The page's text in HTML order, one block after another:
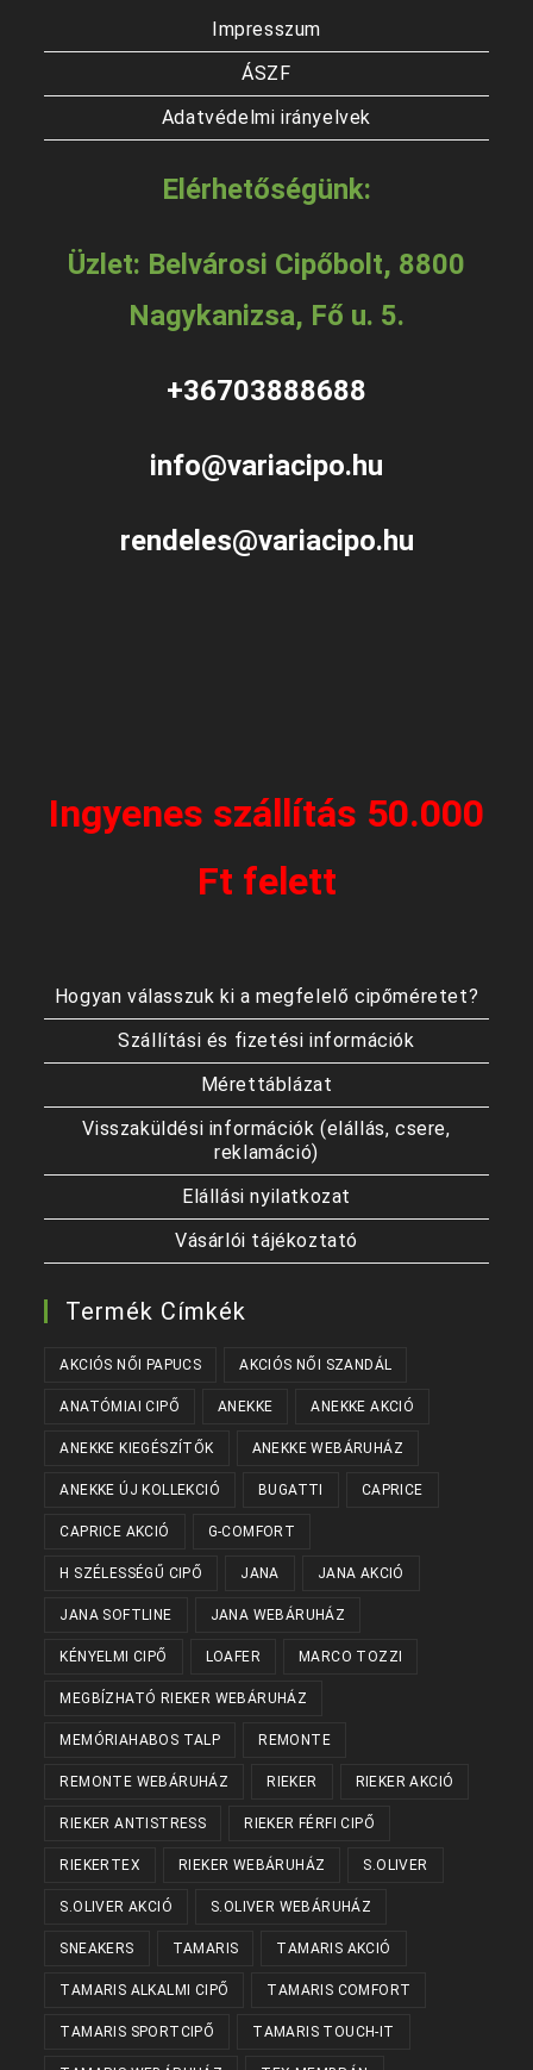
Impresszum
ÁSZF
Adatvédelmi irányelvek
Elérhetőségünk:
Üzlet: Belvárosi Cipőbolt, 8800
Nagykanizsa, Fő u. 5.
+36703888688
info@variacipo.hu
rendeles@variacipo.hu
Ingyenes szállítás 50.000
Ft felett
Hogyan válasszuk ki a megfelelő cipőméretet?
Szállítási és fizetési információk
Mérettáblázat
Visszaküldési információk (elállás, csere,
reklamáció)
Elállási nyilatkozat
Vásárlói tájékoztató
Termék Címkék
AKCIÓS NŐI PAPUCS AKCIÓS NŐI SZANDÁL
ANATÓMIAI CIPŐ ANEKKE ANEKKE AKCIÓ
ANEKKE KIEGÉSZÍTŐK ANEKKE WEBÁRUHÁZ
ANEKKE ÚJ KOLLEKCIÓ BUGATTI CAPRICE
CAPRICE AKCIÓ G-COMFORT
H SZÉLESSÉGŰ CIPŐ JANA JANA AKCIÓ
JANA SOFTLINE JANA WEBÁRUHÁZ
KÉNYELMI CIPŐ LOAFER MARCO TOZZI
MEGBÍZHATÓ RIEKER WEBÁRUHÁZ
MEMÓRIAHABOS TALP REMONTE
REMONTE WEBÁRUHÁZ RIEKER RIEKER AKCIÓ
RIEKER ANTISTRESS RIEKER FÉRFI CIPŐ
RIEKERTEX RIEKER WEBÁRUHÁZ S.OLIVER
S.OLIVER AKCIÓ S.OLIVER WEBÁRUHÁZ
SNEAKERS TAMARIS TAMARIS AKCIÓ
TAMARIS ALKALMI CIPŐ TAMARIS COMFORT
TAMARIS SPORTCIPŐ TAMARIS TOUCH-IT